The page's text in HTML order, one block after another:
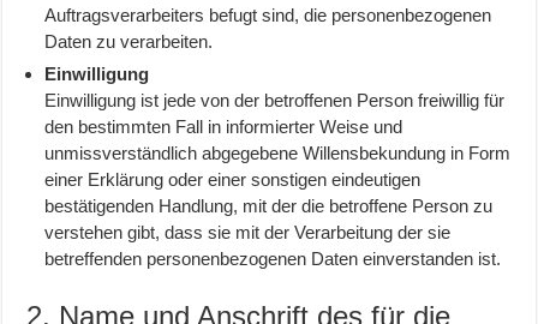
Auftragsverarbeiters befugt sind, die personenbezogenen
Daten zu verarbeiten.
Einwilligung
Einwilligung ist jede von der betroffenen Person freiwillig für
den bestimmten Fall in informierter Weise und
unmissverständlich abgegebene Willensbekundung in Form
einer Erklärung oder einer sonstigen eindeutigen
bestätigenden Handlung, mit der die betroffene Person zu
verstehen gibt, dass sie mit der Verarbeitung der sie
betreffenden personenbezogenen Daten einverstanden ist.
2. Name und Anschrift des für die